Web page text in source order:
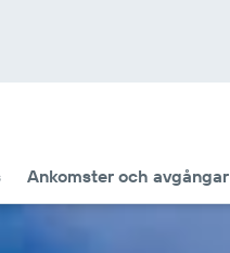
Ankomster och avgångar